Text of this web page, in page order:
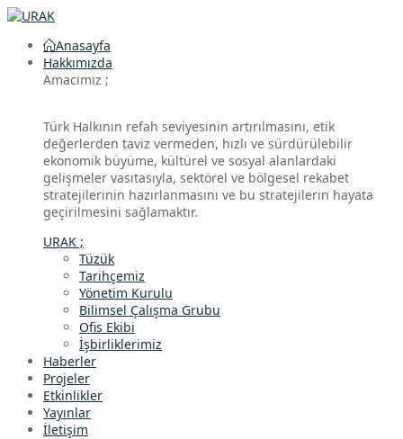
Anasayfa
Hakkımızda
Amacımız ;
Türk Halkının refah seviyesinin artırılmasını, etik
değerlerden taviz vermeden, hızlı ve sürdürülebilir
ekonomik büyüme, kültürel ve sosyal alanlardaki
gelişmeler vasıtasıyla, sektörel ve bölgesel rekabet
stratejilerinin hazırlanmasını ve bu stratejilerin hayata
geçirilmesini sağlamaktır.
URAK ;
Tüzük
Tarihçemiz
Yönetim Kurulu
Bilimsel Çalışma Grubu
Ofis Ekibi
İşbirliklerimiz
Haberler
Projeler
Etkinlikler
Yayınlar
İletişim